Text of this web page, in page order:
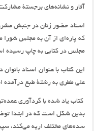
آثار و نشانه‌هاي برجستة
اسناد حضور زنان در جنبش
كه پاره‌اي از آن به مجلس
مجلس در كتابي به چاپ رسيده
اين كتاب با عنوان اسناد
علي ططري به رشتة طبع درآمده
كتاب ياد شده با گردآوري
بدين شكل است كه در ابتدا
سده‌هاي مختلف اريه مي‌كند،